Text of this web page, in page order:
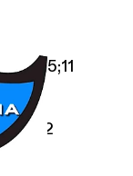
4;13-5;11
4;1-12